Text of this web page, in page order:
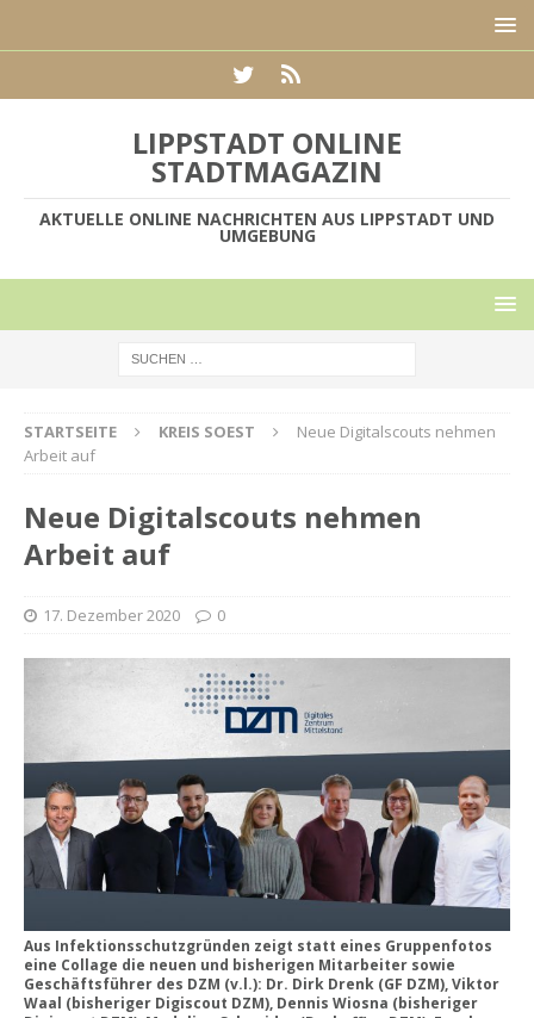
LIPPSTADT ONLINE
STADTMAGAZIN
AKTUELLE ONLINE NACHRICHTEN AUS LIPPSTADT UND
UMGEBUNG
STARTSEITE KREIS SOEST
Neue Digitalscouts nehmen
Arbeit auf
Neue Digitalscouts nehmen
Arbeit auf
17. Dezember 2020 0
Aus Infektionsschutzgründen zeigt statt eines Gruppenfotos
eine Collage die neuen und bisherigen Mitarbeiter sowie
Geschäftsführer des DZM (v.l.): Dr. Dirk Drenk (GF DZM), Viktor
Waal (bisheriger Digiscout DZM), Dennis Wiosna (bisheriger